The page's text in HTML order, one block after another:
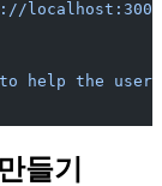
help the user"
들기